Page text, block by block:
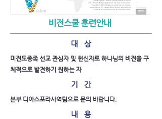
​비전스쿨 훈련안내
대 상
미전도종족 선교 관심자 및 헌신자로 하나님의 비전을 구
체적으로 발견하기 원하는 자
​기 간
본부 디아스포라사역팀으로 문의 바랍니다.
내 용